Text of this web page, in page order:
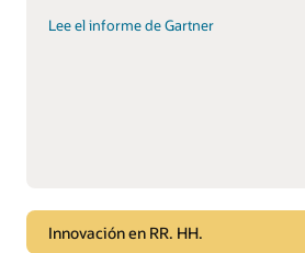
Lee el informe de Gartner
Innovación en RR. HH.